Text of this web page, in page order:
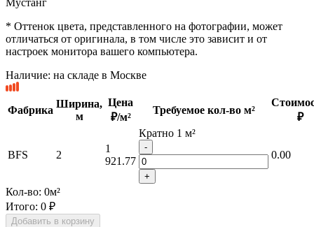
* Оттенок цвета, представленного на фотографии, может
отличаться от оригинала, в том числе это зависит и от
настроек монитора вашего компьютера.
Наличие: на складе в Москве
Фабрика
Ширина,
м
Цена
₽/м²
Требуемое кол-во м²
₽
BFS 2
1
921.77
Кратно 1 м²
-
+
0.00
Кол-во: 0м²
Итого: 0 ₽
Добавить в корзину